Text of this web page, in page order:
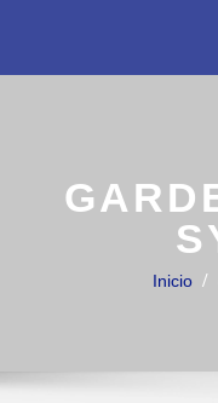
content
Inicio